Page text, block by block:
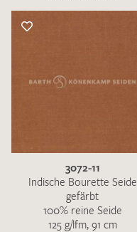
3072-11
Indische Bourette Seide
gefärbt
100% reine Seide
125 g/lfm, 91 cm